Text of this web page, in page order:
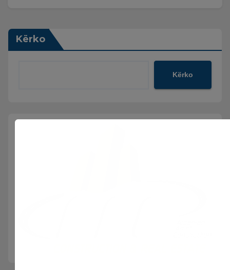
Kërko
Kërko